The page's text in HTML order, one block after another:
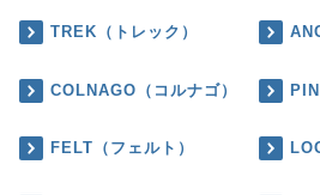
TREK（トレック）
COLNAGO（コルナゴ）
FELT（フェルト）